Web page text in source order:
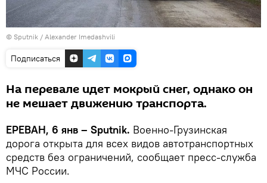
© Sputnik / Alexander Imedashvili
Подписаться
На перевале идет мокрый снег, однако он
не мешает движению транспорта.
ЕРЕВАН, 6 янв – Sputnik. Военно-Грузинская
дорога открыта для всех видов автотранспортных
средств без ограничений, сообщает пресс-служба
МЧС России.